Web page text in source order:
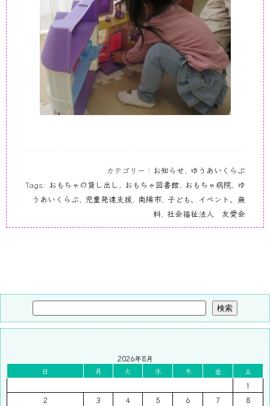
カテゴリー： お知らせ, ゆうあいくらぶ
Tags: おもちゃの貸し出し, おもちゃ図書館, おもちゃ病院, ゆ
うあいくらぶ, 児童発達支援, 南陽市, 子ども、イベント、無
料, 社会福祉法人 友愛会
検索
2026年8月
日
月 火 水 木 金
土
1
2
3 4 5 6 7 8